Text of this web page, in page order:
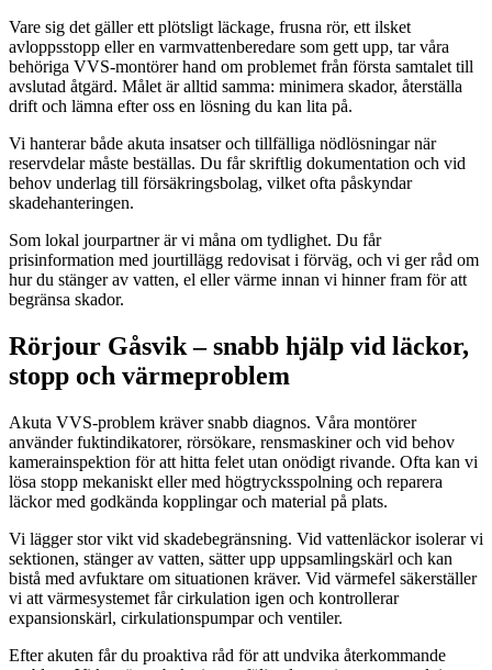
Vare sig det gäller ett plötsligt läckage, frusna rör, ett ilsket
avloppsstopp eller en varmvattenberedare som gett upp, tar våra
behöriga VVS-montörer hand om problemet från första samtalet till
avslutad åtgärd. Målet är alltid samma: minimera skador, återställa
drift och lämna efter oss en lösning du kan lita på.
Vi hanterar både akuta insatser och tillfälliga nödlösningar när
reservdelar måste beställas. Du får skriftlig dokumentation och vid
behov underlag till försäkringsbolag, vilket ofta påskyndar
skadehanteringen.
Som lokal jourpartner är vi måna om tydlighet. Du får
prisinformation med jourtillägg redovisat i förväg, och vi ger råd om
hur du stänger av vatten, el eller värme innan vi hinner fram för att
begränsa skador.
Rörjour Gåsvik – snabb hjälp vid läckor,
stopp och värmeproblem
Akuta VVS-problem kräver snabb diagnos. Våra montörer
använder fuktindikatorer, rörsökare, rensmaskiner och vid behov
kamerainspektion för att hitta felet utan onödigt rivande. Ofta kan vi
lösa stopp mekaniskt eller med högtrycksspolning och reparera
läckor med godkända kopplingar och material på plats.
Vi lägger stor vikt vid skadebegränsning. Vid vattenläckor isolerar vi
sektionen, stänger av vatten, sätter upp uppsamlingskärl och kan
bistå med avfuktare om situationen kräver. Vid värmefel säkerställer
vi att värmesystemet får cirkulation igen och kontrollerar
expansionskärl, cirkulationspumpar och ventiler.
Efter akuten får du proaktiva råd för att undvika återkommande